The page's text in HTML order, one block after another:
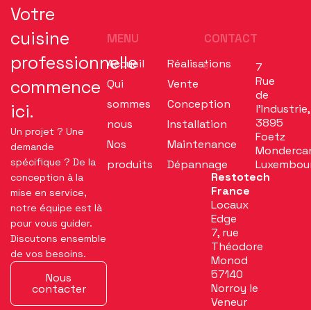
Votre
cuisine
professionnelle
commence
ici.
Un projet ? Une
demande
spécifique ? De la
conception à la
mise en service,
notre équipe est là
pour vous guider.
Discutons ensemble
de vos besoins.
Nous
contacter
MENU
Accueil
Qui
sommes
nous
Nos
produits
Réalisations
Vente
Conception
Installation
Maintenance
Dépannage
CONTACT
7
Rue
de
l’Industrie,
3895
Foetz
Restotech
France
Locaux
Edge
7, rue
Théodore
Monod
57140
Norroy le
Veneur